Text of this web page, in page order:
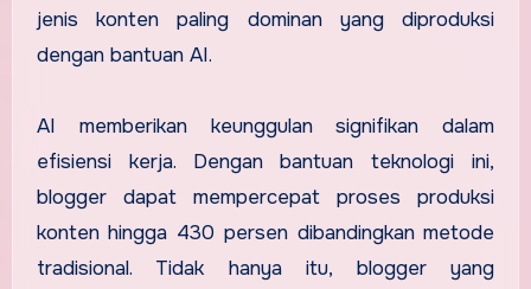
jenis konten paling dominan yang diproduksi
dengan bantuan AI.
AI memberikan keunggulan signifikan dalam
efisiensi kerja. Dengan bantuan teknologi ini,
blogger dapat mempercepat proses produksi
konten hingga 430 persen dibandingkan metode
tradisional. Tidak hanya itu, blogger yang